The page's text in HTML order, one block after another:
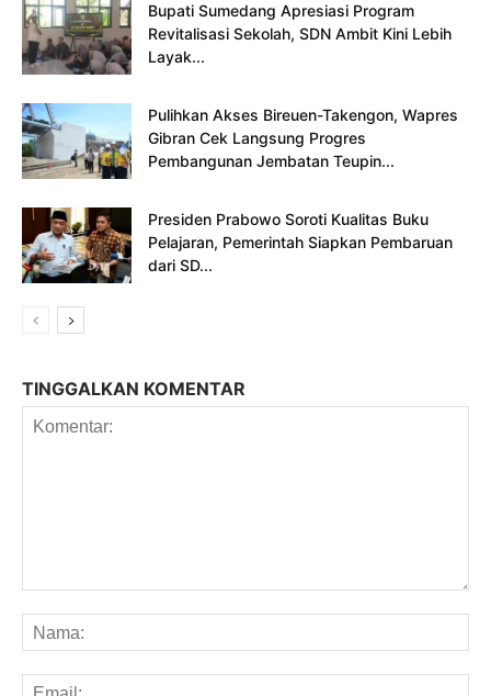
Bupati Sumedang Apresiasi Program
Revitalisasi Sekolah, SDN Ambit Kini Lebih
Layak...
Pulihkan Akses Bireuen-Takengon, Wapres
Gibran Cek Langsung Progres
Pembangunan Jembatan Teupin...
Presiden Prabowo Soroti Kualitas Buku
Pelajaran, Pemerintah Siapkan Pembaruan
dari SD...
TINGGALKAN KOMENTAR